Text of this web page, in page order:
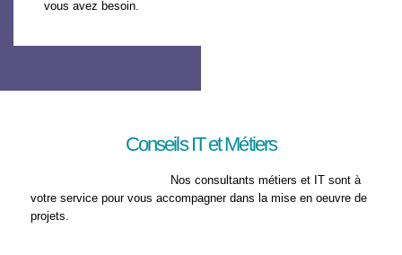
vous avez besoin.
Conseils IT et Métiers
Nos consultants métiers et IT sont à
votre service pour vous accompagner dans la mise en oeuvre de
projets.